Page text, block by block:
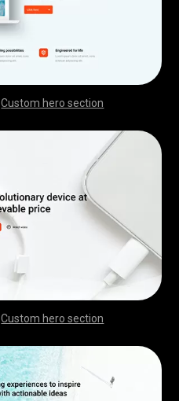
,Custom hero section
,,,,,,,,,,,,,,,,,,,,,,,
,,,,,,,,,,,,,,,,,,,,,,,
,Custom hero section
,,,,,,,,,,,,,,,,,,,,,,,
,,,,,,,,,,,,,,,,,,,,,,,